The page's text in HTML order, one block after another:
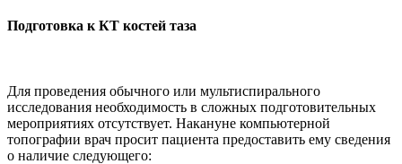
Подготовка к КТ костей таза
Для проведения обычного или мультиспирального
исследования необходимость в сложных подготовительных
мероприятиях отсутствует. Накануне компьютерной
топографии врач просит пациента предоставить ему сведения
о наличие следующего: